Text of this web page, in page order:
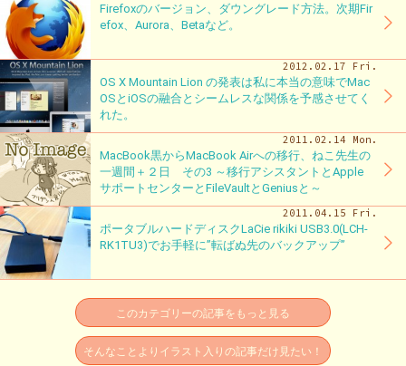
Firefoxのバージョン、ダウングレード方法。次期Fir
efox、Aurora、Betaなど。
2012.02.17 Fri.
OS X Mountain Lion の発表は私に本当の意味でMac
OSとiOSの融合とシームレスな関係を予感させてく
れた。
2011.02.14 Mon.
MacBook黒からMacBook Airへの移行、ねこ先生の
一週間＋２日 その3 ～移行アシスタントとApple
サポートセンターとFileVaultとGeniusと～
2011.04.15 Fri.
ポータブルハードディスクLaCie rikiki USB3.0(LCH-
RK1TU3)でお手軽に”転ばぬ先のバックアップ”
このカテゴリーの記事をもっと見る
そんなことよりイラスト入りの記事だけ見たい！